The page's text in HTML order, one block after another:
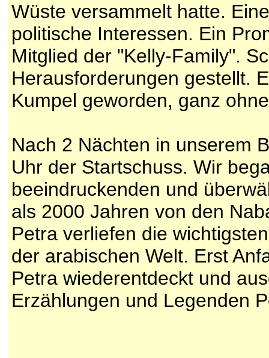
Wüste versammelt hatte.
politische Interessen. Ein
Mitglied der "Kelly-Family".
Herausforderungen gestellt.
Kumpel geworden, ganz
Nach 2 Nächten in unserem
Uhr der Startschuss. Wir
beeindruckenden und
als 2000 Jahren von den
Petra verliefen die
der arabischen Welt. Erst
Petra wiederentdeckt und
Erzählungen und Legenden